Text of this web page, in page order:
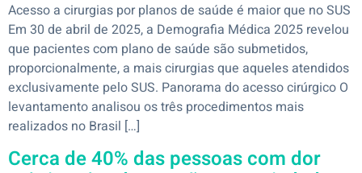
Acesso a cirurgias por planos de saúde é maior que no SUS
Em 30 de abril de 2025, a Demografia Médica 2025 revelou
que pacientes com plano de saúde são submetidos,
proporcionalmente, a mais cirurgias que aqueles atendidos
exclusivamente pelo SUS. Panorama do acesso cirúrgico O
levantamento analisou os três procedimentos mais
realizados no Brasil […]
Cerca de 40% das pessoas com dor